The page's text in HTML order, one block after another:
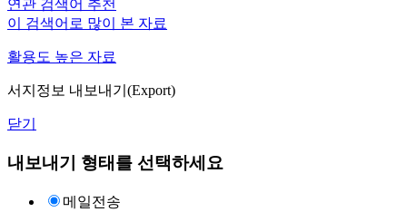
연관 검색어 추천
이 검색어로 많이 본 자료
활용도 높은 자료
서지정보 내보내기(Export)
닫기
내보내기 형태를 선택하세요
메일전송